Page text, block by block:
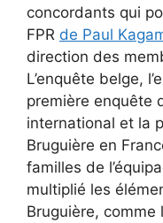
concordants qui
FPR de Paul
direction des
L’enquête belge,
première enquête
international et la
Bruguière en
familles de
multiplié les
Bruguière, comme